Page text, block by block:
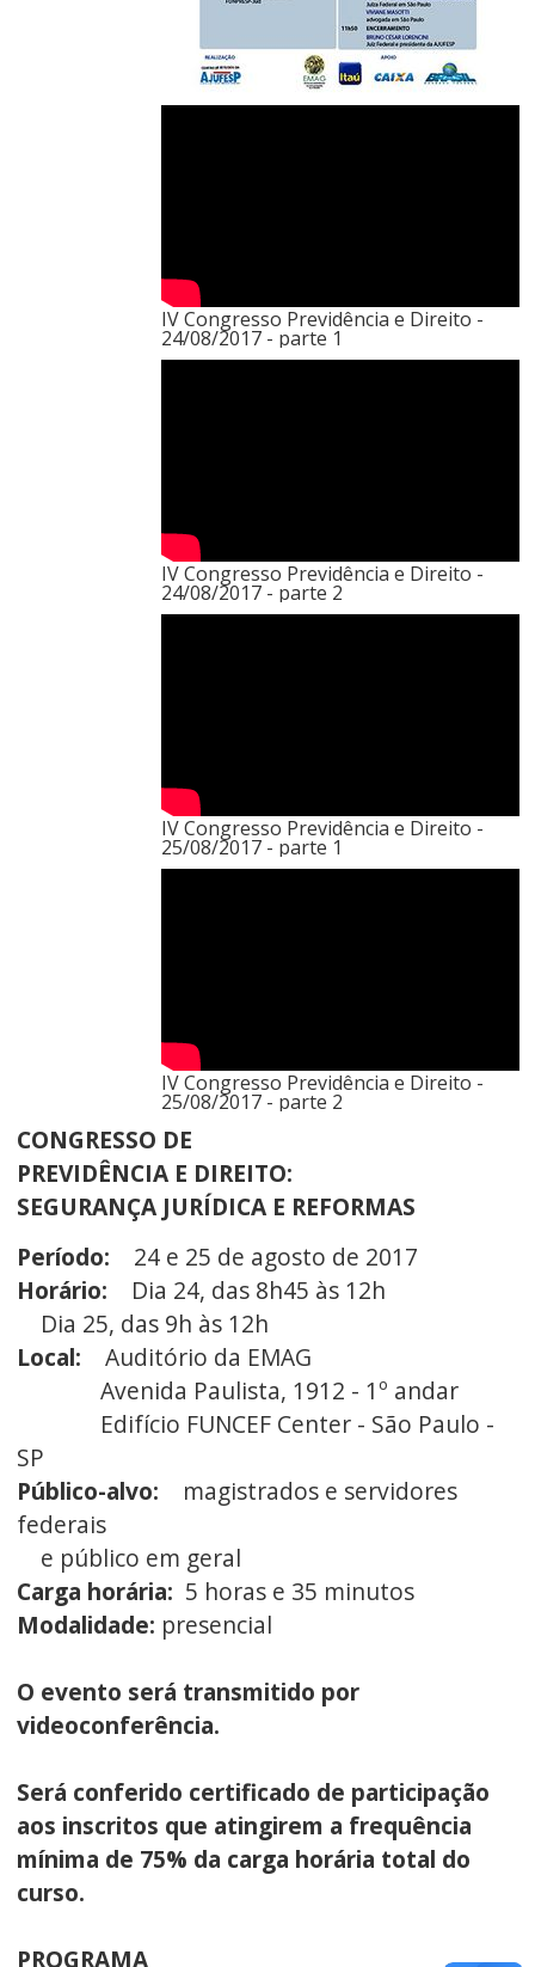
IV Congresso Previdência e Direito -
24/08/2017 - parte 1
IV Congresso Previdência e Direito -
24/08/2017 - parte 2
IV Congresso Previdência e Direito -
25/08/2017 - parte 1
IV Congresso Previdência e Direito -
25/08/2017 - parte 2
CONGRESSO DE
PREVIDÊNCIA E DIREITO:
SEGURANÇA JURÍDICA E REFORMAS
Período: 24 e 25 de agosto de 2017
Horário: Dia 24, das 8h45 às 12h
Dia 25, das 9h às 12h
Local: Auditório da EMAG
Avenida Paulista, 1912 - 1º andar
Edifício FUNCEF Center - São Paulo -
SP
Público-alvo: magistrados e servidores
federais
e público em geral
Carga horária: 5 horas e 35 minutos
Modalidade: presencial
O evento será transmitido por
videoconferência.
Será conferido certificado de participação
aos inscritos que atingirem a frequência
mínima de 75% da carga horária total do
curso.
PROGRAMA